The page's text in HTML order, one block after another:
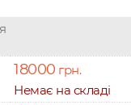
18000 грн.
Немає на складі